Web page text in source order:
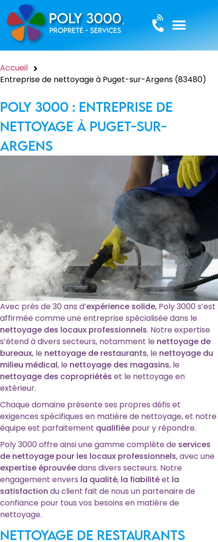
Accueil
Entreprise de nettoyage à Puget-sur-Argens (83480)
Poly 3000 : Entreprise de
nettoyage à Puget-sur-
Argens
Avec près de 30 ans d’expérience solide, Poly 3000 s’est
affirmée comme une entreprise spécialisée dans le
nettoyage des locaux professionnels. Notre expertise
s’étend à divers secteurs, notamment le nettoyage de
bureaux, le nettoyage de restaurants, le nettoyage du
milieu médical, le nettoyage des magasins, le
nettoyage des copropriétés et le nettoyage en
extérieur.
Chaque domaine présente ses propres défis et
exigences spécifiques en matière de nettoyage, et notre
équipe est parfaitement qualifiée pour y répondre.
Poly 3000 offre ainsi une gamme complète de services
de nettoyage pour les locaux professionnels, avec une
expertise éprouvéedans divers secteurs. Notre
engagement envers la qualité, la fiabilitéet la
satisfaction du client fait de nous un partenaire de
confiance pour tous vos besoins en matière de
nettoyage.
Nettoyage de restaurants